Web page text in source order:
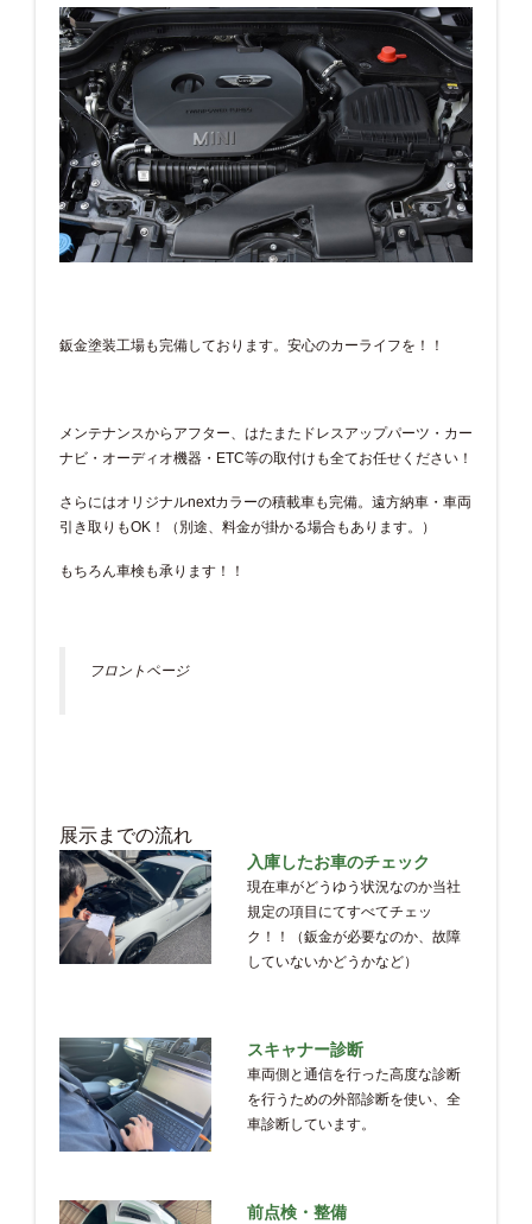
鈑金塗装工場も完備しております。安心のカーライフを！！
メンテナンスからアフター、はたまたドレスアップパーツ・カー
ナビ・オーディオ機器・ETC等の取付けも全てお任せください！
さらにはオリジナルnextカラーの積載車も完備。遠方納車・車両
引き取りもOK！（別途、料金が掛かる場合もあります。）
もちろん車検も承ります！！
フロントページ
展示までの流れ
入庫したお車のチェック
現在車がどうゆう状況なのか当社
規定の項目にてすべてチェッ
ク！！（鈑金が必要なのか、故障
していないかどうかなど）
スキャナー診断
車両側と通信を行った高度な診断
を行うための外部診断を使い、全
車診断しています。
前点検・整備